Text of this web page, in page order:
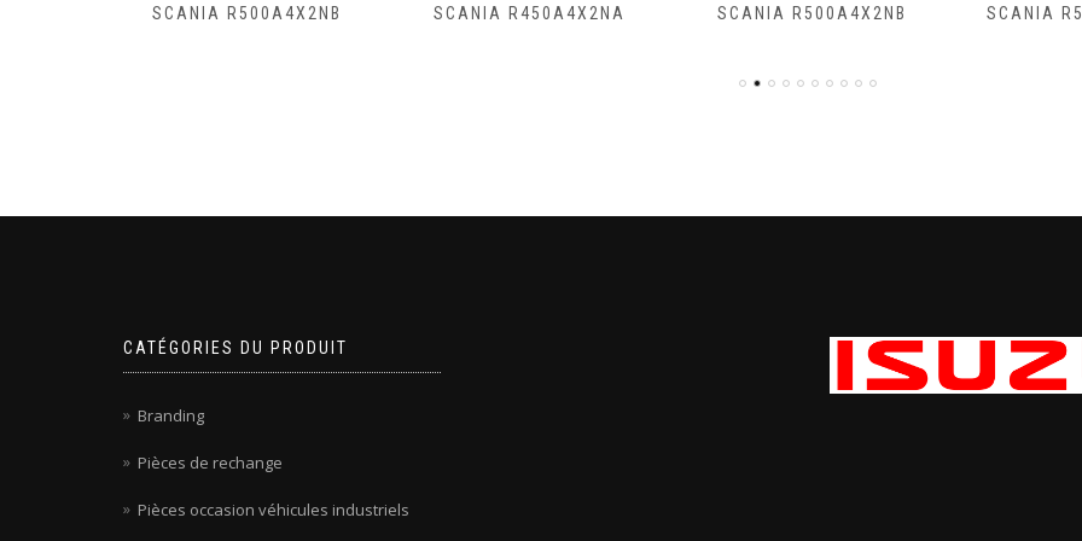
SCANIA R500A4X2NB SCANIA R450A4X2NA SCANIA R500A4X2NB SCANIA
CATÉGORIES DU PRODUIT
Branding
Pièces de rechange
Pièces occasion véhicules industriels